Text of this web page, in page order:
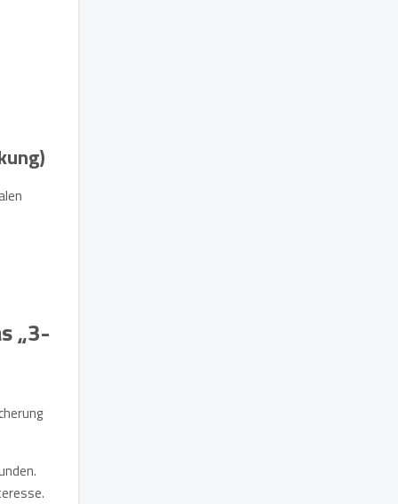
„3-